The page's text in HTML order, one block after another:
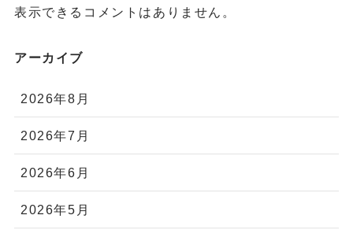
表示できるコメントはありません。
アーカイブ
2026年8月
2026年7月
2026年6月
2026年5月